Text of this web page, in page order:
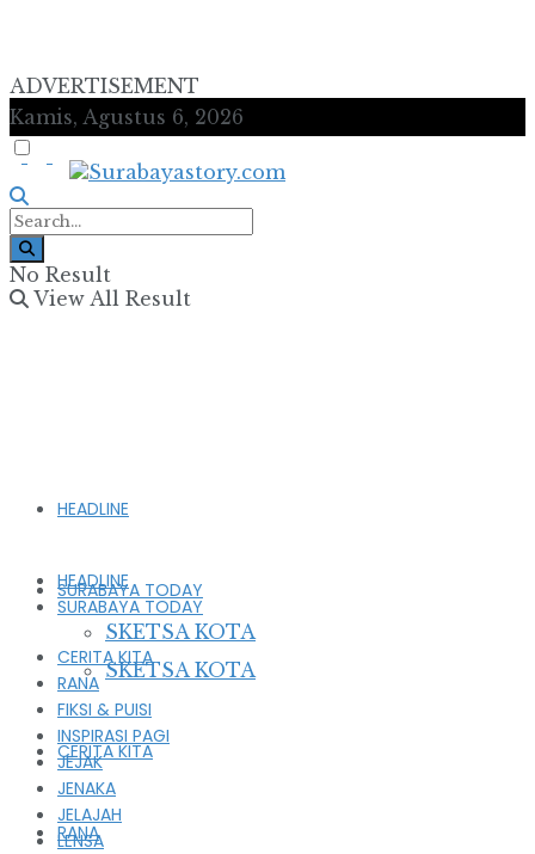
ADVERTISEMENT
Kamis, Agustus 6, 2026
No Result
View All Result
HEADLINE
SURABAYA TODAY
SKETSA KOTA
CERITA KITA
RANA
HEADLINE
SURABAYA TODAY
SKETSA KOTA
CERITA KITA
RANA
FIKSI & PUISI
INSPIRASI PAGI
JEJAK
JENAKA
JELAJAH
LENSA